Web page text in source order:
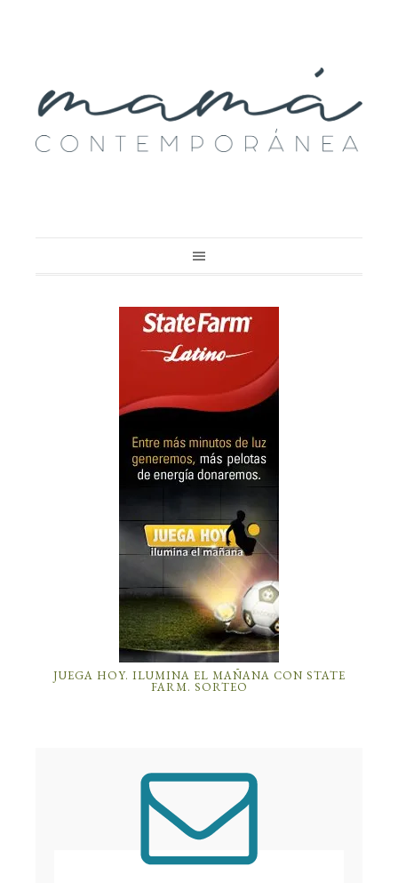
JUEGA HOY. ILUMINA EL MAÑANA CON STATE
FARM. SORTEO